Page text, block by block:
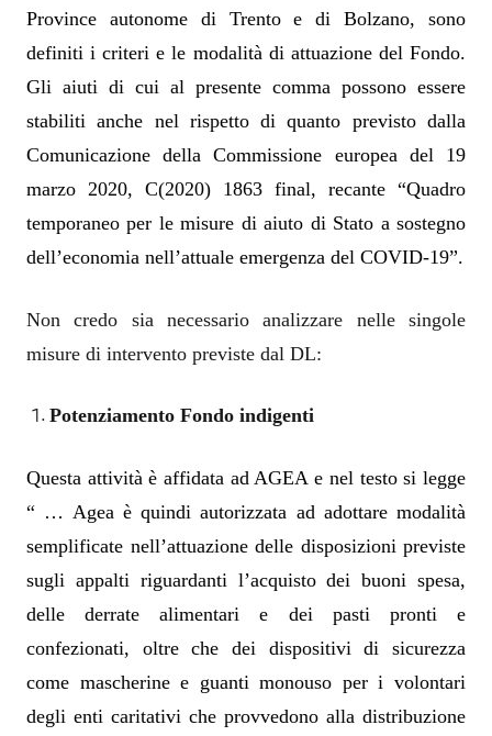
Province autonome di Trento e di Bolzano, sono
definiti i criteri e le modalità di attuazione del Fondo.
Gli aiuti di cui al presente comma possono essere
stabiliti anche nel rispetto di quanto previsto dalla
Comunicazione della Commissione europea del 19
marzo 2020, C(2020) 1863 final, recante “Quadro
temporaneo per le misure di aiuto di Stato a sostegno
dell’economia nell’attuale emergenza del COVID-19”.
Non credo sia necessario analizzare nelle singole
misure di intervento previste dal DL:
Potenziamento Fondo indigenti
Questa attività è affidata ad AGEA e nel testo si legge
“ … Agea è quindi autorizzata ad adottare modalità
semplificate nell’attuazione delle disposizioni previste
sugli appalti riguardanti l’acquisto dei buoni spesa,
delle derrate alimentari e dei pasti pronti e
confezionati, oltre che dei dispositivi di sicurezza
come mascherine e guanti monouso per i volontari
degli enti caritativi che provvedono alla distribuzione